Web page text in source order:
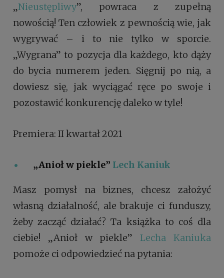
„Nieustępliwy”, powraca z zupełną
nowością! Ten człowiek z pewnością wie, jak
wygrywać – i to nie tylko w sporcie.
„Wygrana” to pozycja dla każdego, kto dąży
do bycia numerem jeden. Sięgnij po nią, a
dowiesz się, jak wyciągać ręce po swoje i
pozostawić konkurencję daleko w tyle!
Premiera: II kwartał 2021
„Anioł w piekle” Lech Kaniuk
Masz pomysł na biznes, chcesz założyć
własną działalność, ale brakuje ci funduszy,
żeby zacząć działać? Ta książka to coś dla
ciebie! „Anioł w piekle”Lecha Kaniuka
pomoże ci odpowiedzieć na pytania: